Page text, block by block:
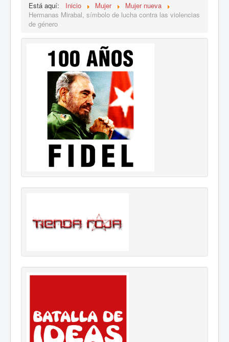
Está aquí: Inicio Mujer
Mujer nueva
Hermanas Mirabal, símbolo de lucha contra las violencias
de género